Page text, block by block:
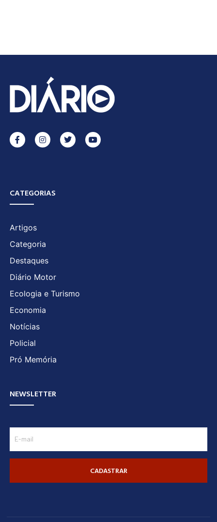
CATEGORIAS
Artigos
Categoria
Destaques
Diário Motor
Ecologia e Turismo
Economia
Notícias
Policial
Pró Memória
NEWSLETTER
CADASTRAR